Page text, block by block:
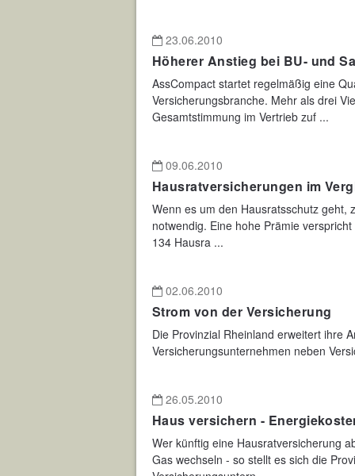
23.06.2010
Höherer Anstieg bei BU- und
AssCompact startet regelmäßig eine
Versicherungsbranche. Mehr als drei
Gesamtstimmung im Vertrieb zuf ...
09.06.2010
Hausratversicherungen im
Wenn es um den Hausratsschutz geht,
notwendig. Eine hohe Prämie
134 Hausra ...
02.06.2010
Strom von der Versicherung
Die Provinzial Rheinland erweitert ihre
Versicherungsunternehmen neben
26.05.2010
Haus versichern -
Wer künftig eine Hausratversicherung
Gas wechseln - so stellt es sich die